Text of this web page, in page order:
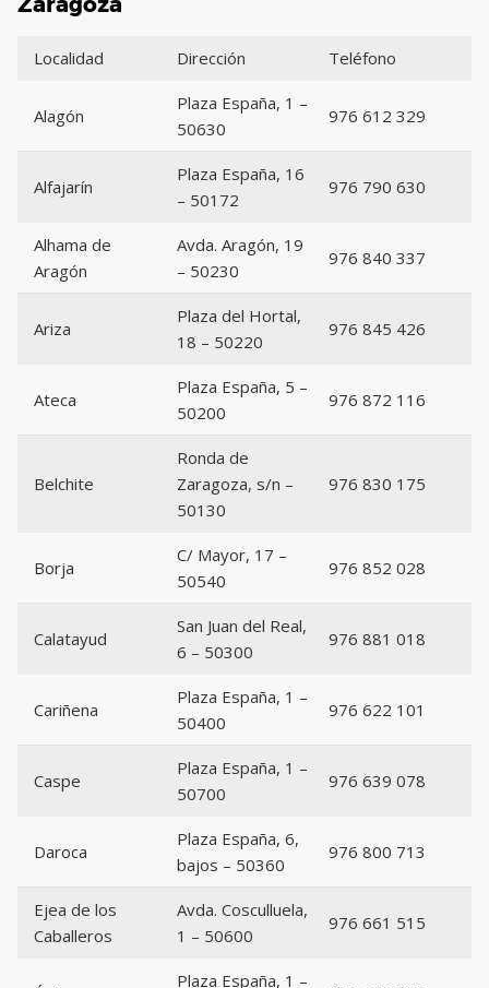
Localidad Dirección Teléfono
Alagón
Plaza España, 1 –
50630
976 612 329
Alfajarín
Plaza España, 16
– 50172
976 790 630
Alhama de
Aragón
Avda. Aragón, 19
– 50230
976 840 337
Ariza
Plaza del Hortal,
18 – 50220
976 845 426
Ateca
Plaza España, 5 –
50200
976 872 116
Belchite
Ronda de
Zaragoza, s/n –
50130
976 830 175
Borja
C/ Mayor, 17 –
50540
976 852 028
Calatayud
San Juan del Real,
6 – 50300
976 881 018
Cariñena
Plaza España, 1 –
50400
976 622 101
Caspe
Plaza España, 1 –
50700
976 639 078
Daroca
Plaza España, 6,
bajos – 50360
976 800 713
Ejea de los
Caballeros
Avda. Cosculluela,
1 – 50600
976 661 515
Plaza España, 1 –